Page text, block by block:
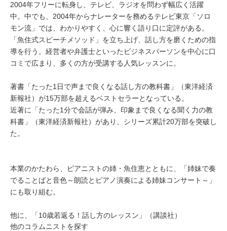
2004年フリーに転身し、テレビ、ラジオを問わず幅広く活躍
中。中でも、2004年からナレーターを務めるテレビ東京「ソロ
モン流」では、わかりやすく、心に響く語り口に定評がある。
「魚住式スピーチメソッド」を立ち上げ、話し方を磨くための指
導を行う。経営者や弁護士といったビジネスパーソンを中心に口
コミで広まり、多くの方が受講する人気レッスンに。
著書「たった1日で声まで良くなる話し方の教科書」（東洋経済
新報社）が15万部を超えるベストセラーとなっている。
近著に「たった1分で会話が弾み、印象まで良くなる聞く力の教
科書」（東洋経済新報社）があり、シリーズ累計20万部を突破し
た。
本業のかたわら、ピアニストの姉・魚住恵とともに、「姉妹で奏
でることばと音色～朗読とピアノ演奏による姉妹コンサート～」
にも取り組む。
他に、「10歳若返る！話し方のレッスン」（講談社）
他のコラムニストを探す